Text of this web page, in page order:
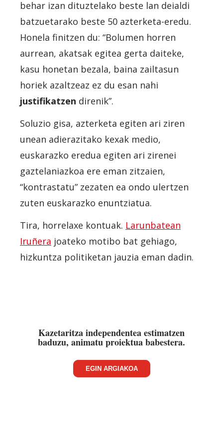
behar izan dituztelako beste lan deialdi
batzuetarako beste 50 azterketa-eredu.
Honela finitzen du: “Bolumen horren
aurrean, akatsak egitea gerta daiteke,
kasu honetan bezala, baina zailtasun
horiek azaltzeaz ez du esan nahi
justifikatzen direnik”.
Soluzio gisa, azterketa egiten ari ziren
unean adierazitako kexak medio,
euskarazko eredua egiten ari zirenei
gaztelaniazkoa ere eman zitzaien,
“kontrastatu” zezaten ea ondo ulertzen
zuten euskarazko enuntziatua.
Tira, horrelaxe kontuak. Larunbatean
Iruñera joateko motibo bat gehiago,
hizkuntza politiketan jauzia eman dadin.
Kazetaritza independentea estimatzen
baduzu, animatu proiektua babestera.
EGIN ARGIAKOA